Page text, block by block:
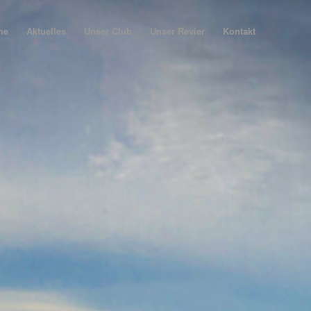
Aktuelles Unser Club Unser Revier Kontakt